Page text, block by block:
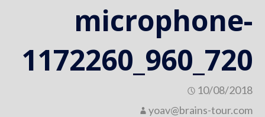
microphone-
1172260_960_720
10/08/2018
yoav@brains-tour.com